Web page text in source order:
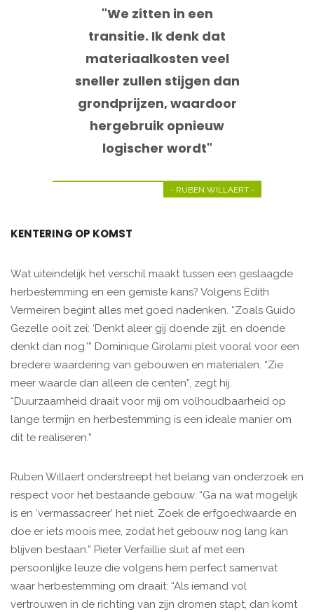
"We zitten in een
transitie. Ik denk dat
materiaalkosten veel
sneller zullen stijgen dan
grondprijzen, waardoor
hergebruik opnieuw
logischer wordt"
- RUBEN WILLAERT -
KENTERING OP KOMST
Wat uiteindelijk het verschil maakt tussen een geslaagde
herbestemming en een gemiste kans? Volgens Edith
Vermeiren begint alles met goed nadenken. “Zoals Guido
Gezelle ooit zei: ‘Denkt aleer gij doende zijt, en doende
denkt dan nog.’” Dominique Girolami pleit vooral voor een
bredere waardering van gebouwen en materialen. “Zie
meer waarde dan alleen de centen”, zegt hij.
“Duurzaamheid draait voor mij om volhoudbaarheid op
lange termijn en herbestemming is een ideale manier om
dit te realiseren.”
Ruben Willaert onderstreept het belang van onderzoek en
respect voor het bestaande gebouw. “Ga na wat mogelijk
is en ‘vermassacreer’ het niet. Zoek de erfgoedwaarde en
doe er iets moois mee, zodat het gebouw nog lang kan
blijven bestaan.” Pieter Verfaillie sluit af met een
persoonlijke leuze die volgens hem perfect samenvat
waar herbestemming om draait: “Als iemand vol
vertrouwen in de richting van zijn dromen stapt, dan komt